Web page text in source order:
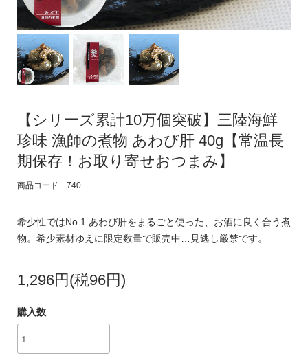
【シリーズ累計10万個突破】三陸海鮮
珍味 漁師の煮物 あわび肝 40g【常温長
期保存！お取り寄せおつまみ】
商品コード 740
希少性ではNo.1 あわび肝をまるごと使った、お酒に良く合う煮
物。希少素材ゆえに限定数量で販売中…見逃し厳禁です。
1,296円(税96円)
購入数